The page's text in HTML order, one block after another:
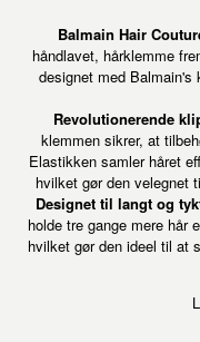
Balmain Hair
håndlavet, hårklemme
designet med Balmain's
Revolutionerende
klemmen sikrer, at
Elastikken samler håret
hvilket gør den velegnet
Designet til langt og
holde tre gange mere hår
hvilket gør den ideel til at